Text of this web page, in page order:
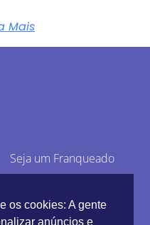
Mais
Seja um Franqueado
os cookies: A gente
anúncios e